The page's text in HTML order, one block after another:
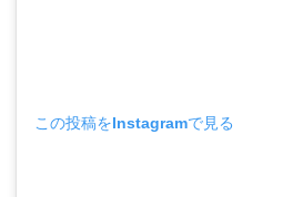
この投稿をInstagramで見る